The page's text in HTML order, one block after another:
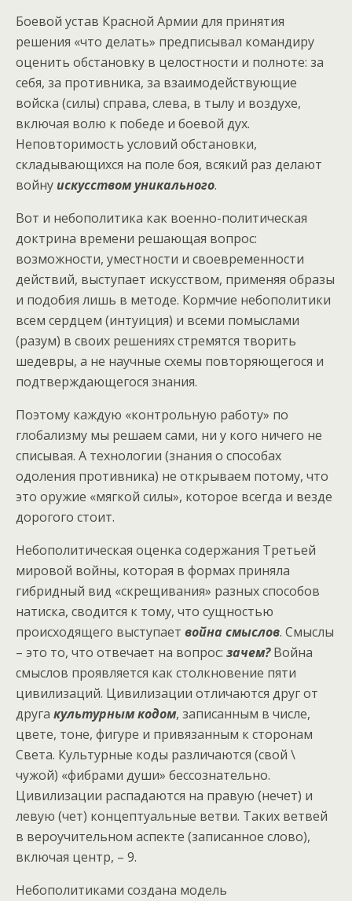
Боевой устав Красной Армии для принятия
решения «что делать» предписывал командиру
оценить обстановку в целостности и полноте: за
себя, за противника, за взаимодействующие
войска (силы) справа, слева, в тылу и воздухе,
включая волю к победе и боевой дух.
Неповторимость условий обстановки,
складывающихся на поле боя, всякий раз делают
войну искусством уникального.
Вот и небополитика как военно-политическая
доктрина времени решающая вопрос:
возможности, уместности и своевременности
действий, выступает искусством, применяя образы
и подобия лишь в методе. Кормчие небополитики
всем сердцем (интуиция) и всеми помыслами
(разум) в своих решениях стремятся творить
шедевры, а не научные схемы повторяющегося и
подтверждающегося знания.
Поэтому каждую «контрольную работу» по
глобализму мы решаем сами, ни у кого ничего не
списывая. А технологии (знания о способах
одоления противника) не открываем потому, что
это оружие «мягкой силы», которое всегда и везде
дорогого стоит.
Небополитическая оценка содержания Третьей
мировой войны, которая в формах приняла
гибридный вид «скрещивания» разных способов
натиска, сводится к тому, что сущностью
происходящего выступает война смыслов. Смыслы
– это то, что отвечает на вопрос: зачем?Война
смыслов проявляется как столкновение пяти
цивилизаций. Цивилизации отличаются друг от
друга культурным кодом, записанным в числе,
цвете, тоне, фигуре и привязанным к сторонам
Света. Культурные коды различаются (свой \
чужой) «фибрами души» бессознательно.
Цивилизации распадаются на правую (нечет) и
левую (чет) концептуальные ветви. Таких ветвей
в вероучительном аспекте (записанное слово),
включая центр, – 9.
Небополитиками создана модель